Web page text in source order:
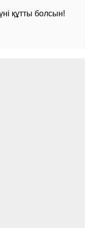
құтты болсын!